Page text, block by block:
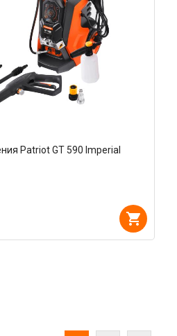
Patriot GT 590 Imperial